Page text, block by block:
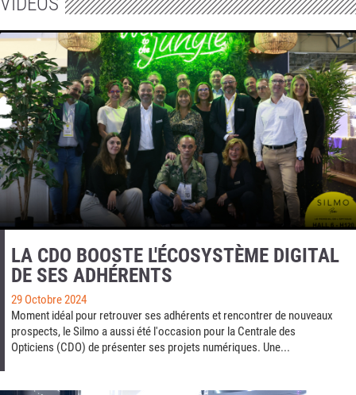
LA CDO BOOSTE L'ÉCOSYSTÈME DIGITAL
DE SES ADHÉRENTS
29 Octobre 2024
Moment idéal pour retrouver ses adhérents et rencontrer de nouveaux
prospects, le Silmo a aussi été l'occasion pour la Centrale des
Opticiens (CDO) de présenter ses projets numériques. Une...